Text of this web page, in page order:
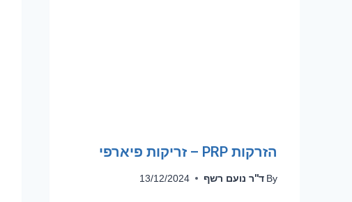
הזרקות PRP – זריקות פיארפי
By ד''ר נועם רשף 13/12/2024